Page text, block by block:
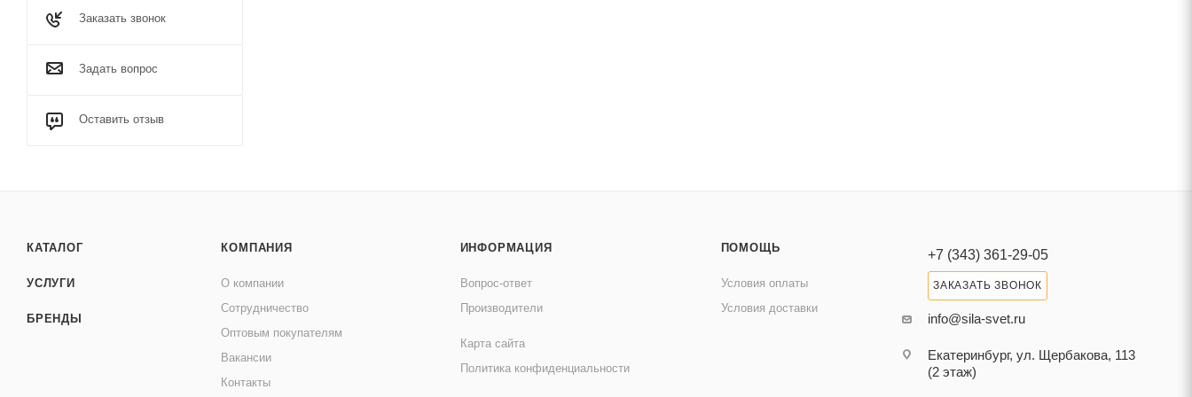
Заказать звонок
Задать вопрос
Оставить отзыв
КАТАЛОГ
УСЛУГИ
БРЕНДЫ
КОМПАНИЯ
О компании
Сотрудничество
Оптовым покупателям
Вакансии
Контакты
ИНФОРМАЦИЯ
Вопрос-ответ
Производители
Карта сайта
Политика конфиденциальности
ПОМОЩЬ
Условия оплаты
Условия доставки
+7 (343) 361-29-05
ЗАКАЗАТЬ ЗВОНОК
info@sila-svet.ru
Екатеринбург, ул. Щербакова, 113
(2 этаж)